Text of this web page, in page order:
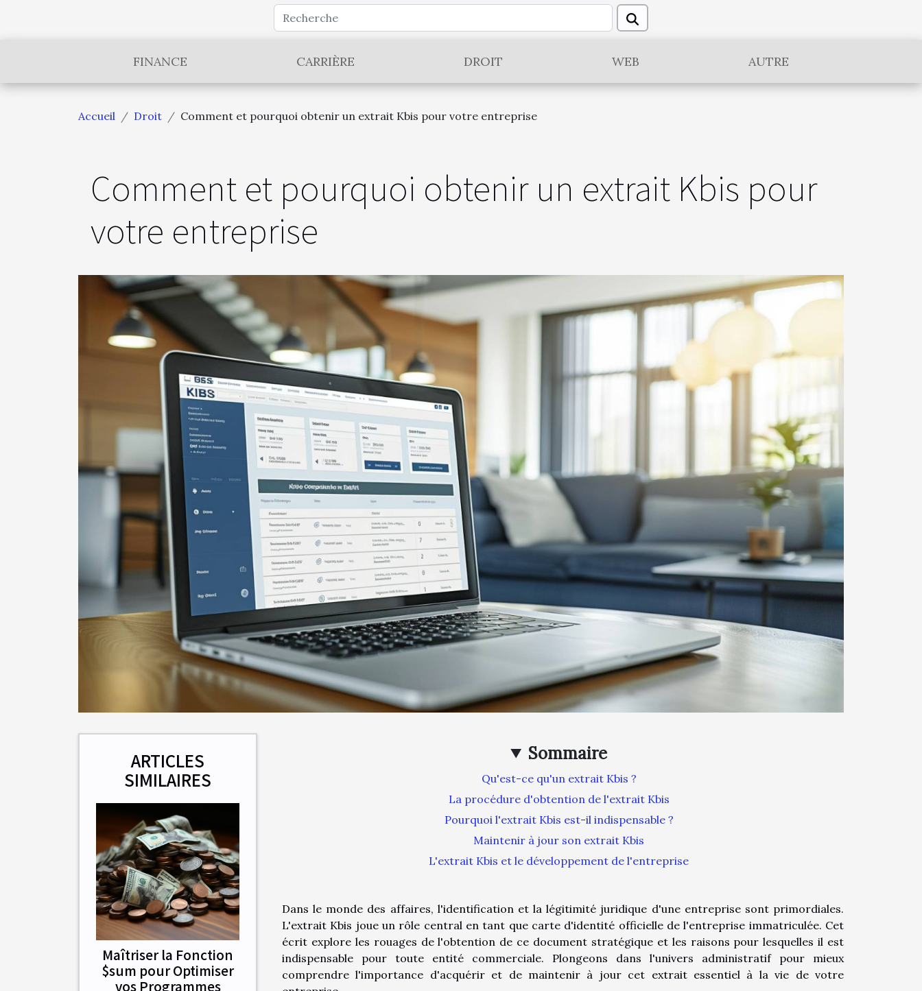
FINANCE CARRIÈRE DROIT WEB AUTRE
Accueil Droit Comment et pourquoi obtenir un extrait Kbis pour votre entreprise
Comment et pourquoi obtenir un extrait Kbis pour
votre entreprise
ARTICLES
SIMILAIRES
Maîtriser la Fonction
$sum pour Optimiser
vos Programmes
Sommaire
Qu'est-ce qu'un extrait Kbis ?
La procédure d'obtention de l'extrait Kbis
Pourquoi l'extrait Kbis est-il indispensable ?
Maintenir à jour son extrait Kbis
L'extrait Kbis et le développement de l'entreprise
Dans le monde des affaires, l'identification et la légitimité juridique d'une entreprise sont primordiales.
L'extrait Kbis joue un rôle central en tant que carte d'identité officielle de l'entreprise immatriculée. Cet
écrit explore les rouages de l'obtention de ce document stratégique et les raisons pour lesquelles il est
indispensable pour toute entité commerciale. Plongeons dans l'univers administratif pour mieux
comprendre l'importance d'acquérir et de maintenir à jour cet extrait essentiel à la vie de votre